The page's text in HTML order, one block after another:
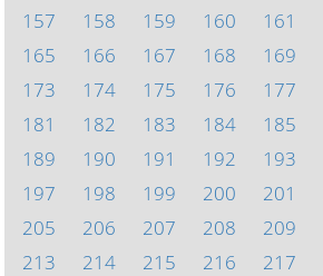
157
158 159 160 161
165
166 167 168 169
173
174 175 176 177
181
182 183 184 185
189
190 191 192 193
197
198 199 200 201
205
206 207 208 209
213
214 215 216 217